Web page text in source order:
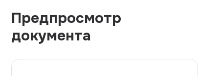
Предпросмотр
документа